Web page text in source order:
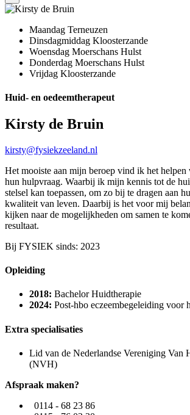
Maandag Terneuzen
Dinsdagmiddag Kloosterzande
Woensdag Moerschans Hulst
Donderdag Moerschans Hulst
Vrijdag Kloosterzande
Huid- en oedeemtherapeut
Kirsty de Bruin
kirsty@fysiekzeeland.nl
Het mooiste aan mijn beroep vind ik het helpen
hun hulpvraag. Waarbij ik mijn kennis tot de
stelsel kan toepassen, om zo bij te dragen aan
kwaliteit van leven. Daarbij is het voor mij
kijken naar de mogelijkheden om samen te
resultaat.
Bij FYSIEK sinds: 2023
Opleiding
2018: Bachelor Huidtherapie
2024: Post-hbo eczeembegeleiding voor
Extra specialisaties
Lid van de Nederlandse Vereniging Van
(NVH)
Afspraak maken?
0114 - 68 23 86